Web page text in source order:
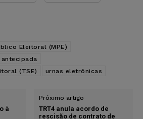
Eleitoral (MPE)
(TSE)
urnas eletrônicas
à
Próximo artigo
TRT4 anula acordo de
rescisão de contrato de